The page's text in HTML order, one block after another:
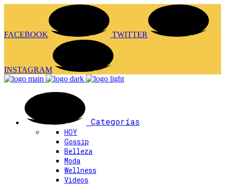
FACEBOOK TWITTER
INSTAGRAM
Categorías
HOY
Gossip
Belleza
Moda
Wellness
Videos